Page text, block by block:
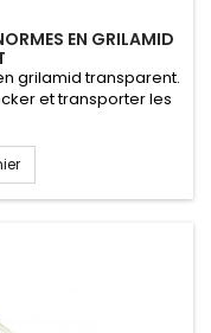
EN GRILAMID
grilamid transparent.
et transporter les
à la directive UE
les bacs euronorme